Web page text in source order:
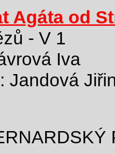
Agáta od
- V 1
Iva
Jandová